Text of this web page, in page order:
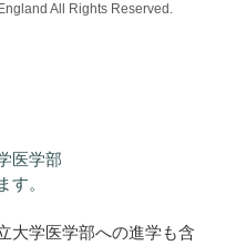
All Rights Reserved.
医学部
す。
大学医学部への進学も含